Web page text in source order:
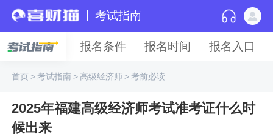
考试指南
报名条件 报名时间 报名入口
首页>考试指南> 高级经济师>考前必读
2025年福建高级经济师考试准考证什么时
候出来